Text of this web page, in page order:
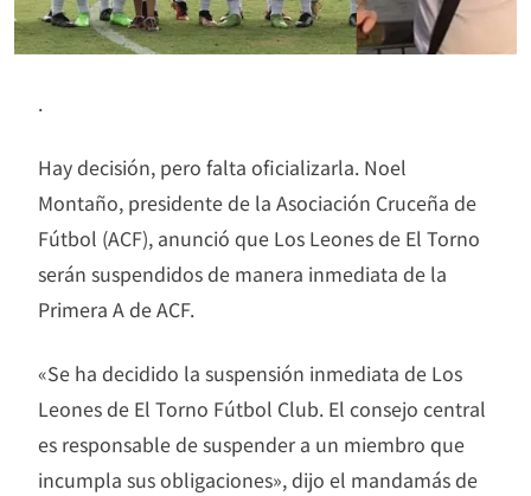
.
Hay decisión, pero falta oficializarla. Noel
Montaño, presidente de la Asociación Cruceña de
Fútbol (ACF), anunció que Los Leones de El Torno
serán suspendidos de manera inmediata de la
Primera A de ACF.
«Se ha decidido la suspensión inmediata de Los
Leones de El Torno Fútbol Club. El consejo central
es responsable de suspender a un miembro que
incumpla sus obligaciones», dijo el mandamás de